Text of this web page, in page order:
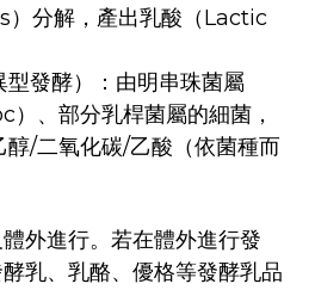
分解，產出乳酸（Lactic
型發酵）：由明串珠菌屬
）、部分乳桿菌屬的細菌，
醇/二氧化碳/乙酸（依菌種而
外進行。若在體外進行發
乳、乳酪、優格等發酵乳品